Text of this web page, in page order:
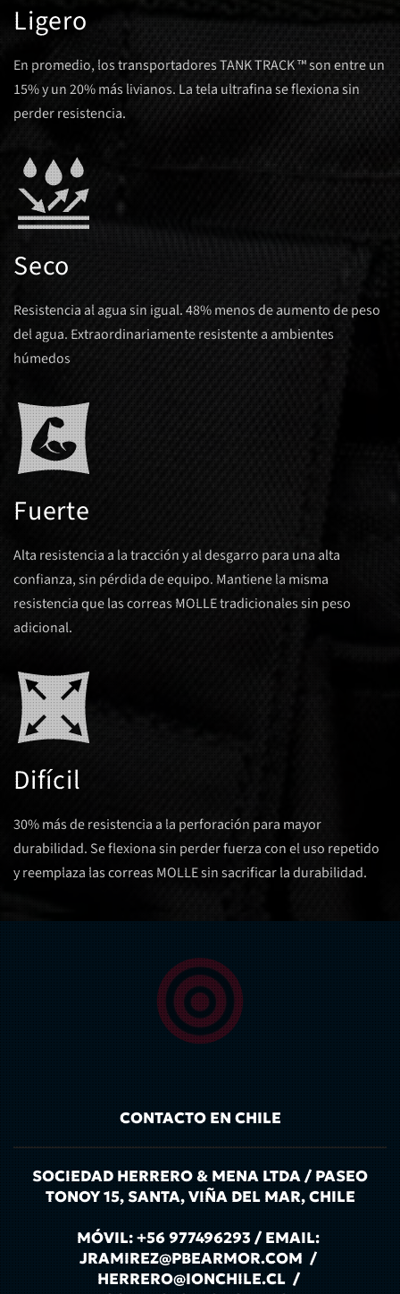
Ligero
En promedio, los transportadores TANK TRACK ™ son entre un
15% y un 20% más livianos. La tela ultrafina se flexiona sin
perder resistencia.
Seco
Resistencia al agua sin igual. 48% menos de aumento de peso
del agua. Extraordinariamente resistente a ambientes
húmedos
Fuerte
Alta resistencia a la tracción y al desgarro para una alta
confianza, sin pérdida de equipo. Mantiene la misma
resistencia que las correas MOLLE tradicionales sin peso
adicional.
Difícil
30% más de resistencia a la perforación para mayor
durabilidad. Se flexiona sin perder fuerza con el uso repetido
y reemplaza las correas MOLLE sin sacrificar la durabilidad.
CONTACTO EN CHILE
SOCIEDAD HERRERO & MENA LTDA / PASEO
TONOY 15, SANTA, VIÑA DEL MAR, CHILE
MÓVIL: +56 977496293 / EMAIL:
JRAMIREZ@PBEARMOR.COM /
HERRERO@IONCHILE.CL /